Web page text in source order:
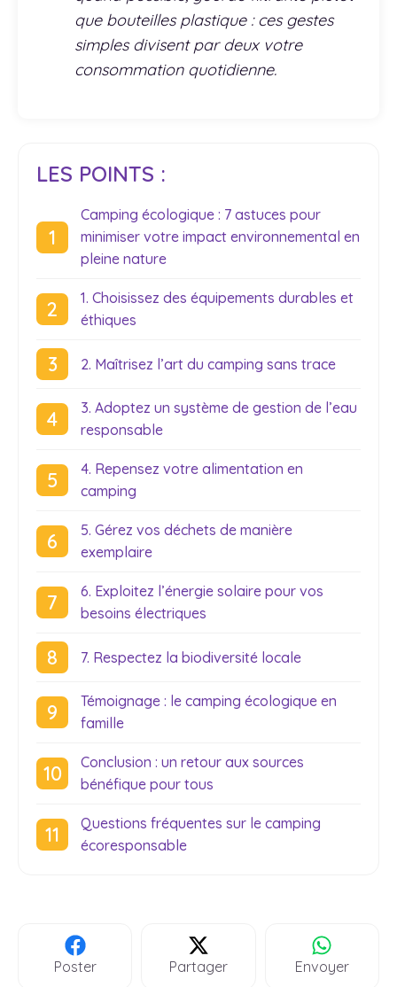
que bouteilles plastique : ces gestes
simples divisent par deux votre
consommation quotidienne.
LES POINTS :
Camping écologique : 7 astuces pour
minimiser votre impact environnemental en
pleine nature
1. Choisissez des équipements durables et
éthiques
2. Maîtrisez l’art du camping sans trace
3. Adoptez un système de gestion de l’eau
responsable
4. Repensez votre alimentation en
camping
5. Gérez vos déchets de manière
exemplaire
6. Exploitez l’énergie solaire pour vos
besoins électriques
7. Respectez la biodiversité locale
Témoignage : le camping écologique en
famille
Conclusion : un retour aux sources
bénéfique pour tous
Questions fréquentes sur le camping
écoresponsable
Poster Partager Envoyer